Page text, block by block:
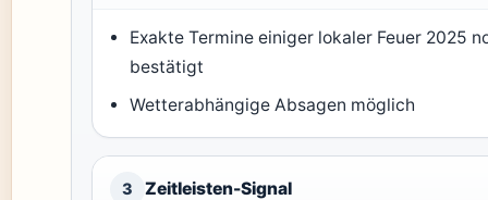
Exakte Termine einiger lokaler Feuer 2025
bestätigt
Wetterabhängige Absagen möglich
3 Zeitleisten-Signal